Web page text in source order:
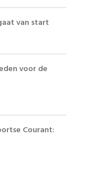
van start
voor de
Courant: